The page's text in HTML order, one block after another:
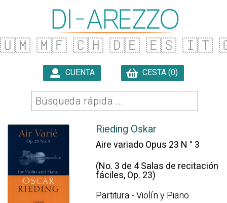
🇺🇲 🇲🇫 🇨🇭 🇩🇪 🇪🇸 🇮🇹
CUENTA CESTA (0)
Rieding Oskar
Aire variado Opus 23 N ° 3
(No. 3 de 4 Salas de recitación
fáciles, Op. 23)
Partitura - Violín y Piano